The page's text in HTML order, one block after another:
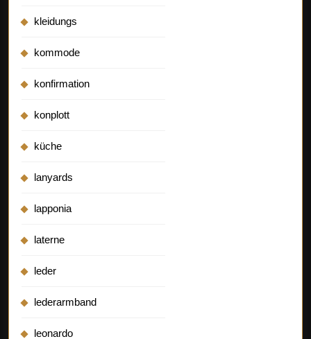
kleidungs
kommode
konfirmation
konplott
küche
lanyards
lapponia
laterne
leder
lederarmband
leonardo